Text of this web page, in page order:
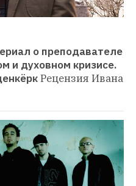
о преподавателе
и духовном кризисе.
Рецензия Ивана